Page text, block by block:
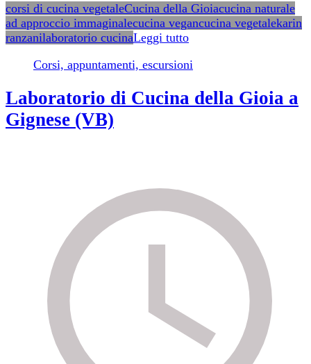
corsi di cucina vegetaleCucina della Gioiacucina naturale
ad approccio immaginalecucina vegancucina vegetalekarin
ranzanilaboratorio cucinaLeggi tutto
Corsi, appuntamenti, escursioni
Laboratorio di Cucina della Gioia a
Gignese (VB)